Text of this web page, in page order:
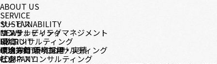
ABOUT US
SERVICE
サービス
コンサルティング
DX コンサルティング
テクノロジーコンサルティング
ビジネスコンサルティング
SUSTAINABILITY
サステナビリティマネジメント
環境
環境方針環境目標・実績
社会
NEWS
RECRUIT
中途採用新卒採用
CONTACT
COMPANY